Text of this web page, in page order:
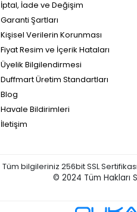
İptal, İade ve Değişim
Garanti Şartları
Kişisel Verilerin Korunması
Fiyat Resim ve İçerik Hataları
Üyelik Bilgilendirmesi
Duffmart Üretim Standartları
Blog
Havale Bildirimleri
İletişim
Tüm bilgileriniz 256bit SSL
© 2024 Tüm Hakları